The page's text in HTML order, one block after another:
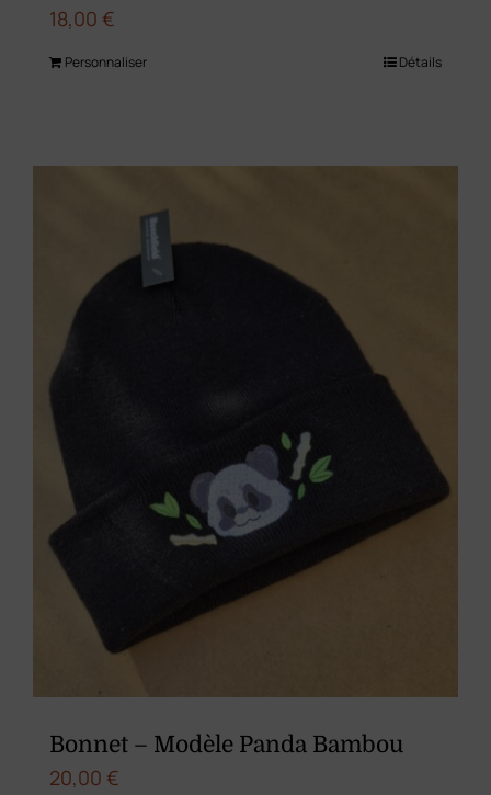
18,00 €
Personnaliser Détails
Bonnet – Modèle Panda Bambou
20,00 €